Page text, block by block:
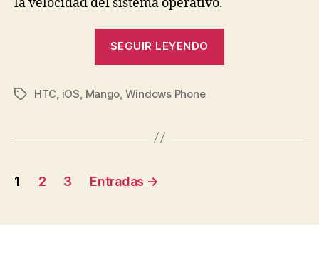
la velocidad del sistema operativo.
SEGUIR LEYENDO
Etiquetas
HTC, iOS, Mango, Windows Phone
Paginación
entradas
1 2 3 Entradas →